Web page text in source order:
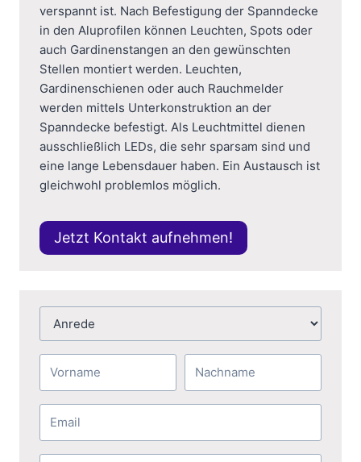
verspannt ist. Nach Befestigung der Spanndecke
in den Aluprofilen können Leuchten, Spots oder
auch Gardinenstangen an den gewünschten
Stellen montiert werden. Leuchten,
Gardinenschienen oder auch Rauchmelder
werden mittels Unterkonstruktion an der
Spanndecke befestigt. Als Leuchtmittel dienen
ausschließlich LEDs, die sehr sparsam sind und
eine lange Lebensdauer haben. Ein Austausch ist
gleichwohl problemlos möglich.
Jetzt Kontakt aufnehmen!